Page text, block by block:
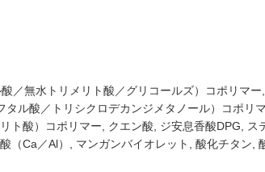
／無水トリメリト酸／グリコールズ）コポリマ
ル酸／トリシクロデカンジメタノール）コポリ
ト酸）コポリマー, クエン酸, ジ安息香酸DPG, ス
（Ca／Al）, マンガンバイオレット, 酸化チタン,